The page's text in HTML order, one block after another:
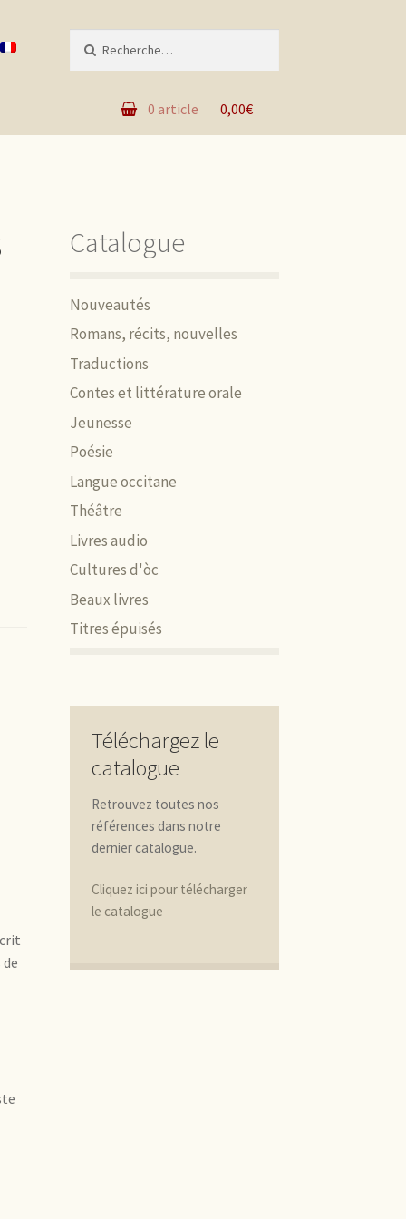
0,00€
0 article
Catalogue
Nouveautés
Romans, récits, nouvelles
Traductions
Contes et littérature orale
Jeunesse
Poésie
Langue occitane
Théâtre
Livres audio
Cultures d'òc
Beaux livres
Titres épuisés
Téléchargez le
catalogue
Retrouvez toutes nos
références dans notre
dernier catalogue.
Cliquez ici pour télécharger
le catalogue